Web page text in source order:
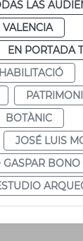
LAS
VALENCIA
EN PORTADA
PATRIMONI
BOTÀNIC
JOSÉ LUIS
GASPAR BONO